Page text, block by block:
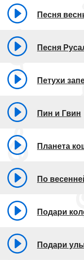
Песня
Песня
Петухи
Пин и Гвин
Планета
По
Подари
Подари